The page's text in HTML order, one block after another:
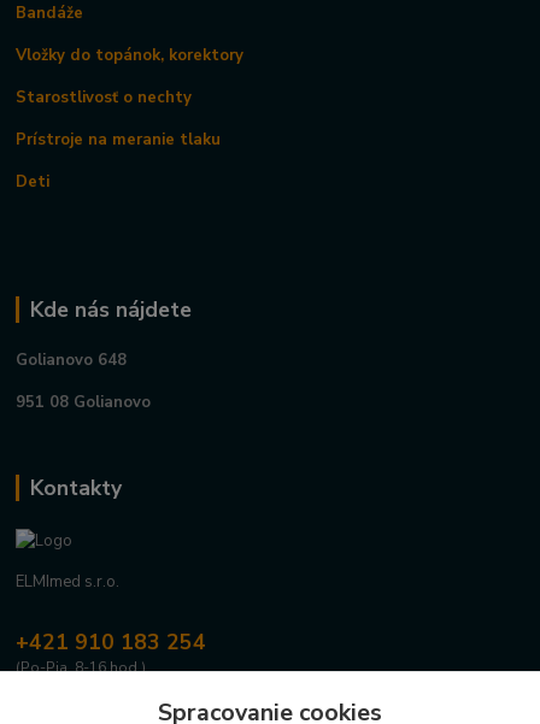
Bandáže
Vložky do topánok, korektory
Starostlivosť o nechty
Prístroje na meranie tlaku
Deti
Kde nás nájdete
Golianovo 648
951 08 Golianovo
Kontakty
ELMImed s.r.o.
+421 910 183 254
(Po-Pia, 8-16 hod.)
info@elmimed.skSpracovanie cookies